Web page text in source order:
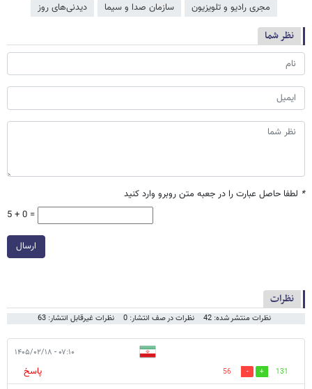
مجری رادیو و تلویزیون سازمان صدا و سیما دیدنی‌های روز
نظر شما
* لطفا حاصل عبارت را در جعبه متن روبرو وارد کنید
5 + 0 =
ارسال
نظرات
نظرات منتشر شده: 42 نظرات در صف انتشار: 0 نظرات غیرقابل انتشار: 63
۰۷:۱۰ - ۱۴۰۵/۰۲/۱۸
131
56
پاسخ